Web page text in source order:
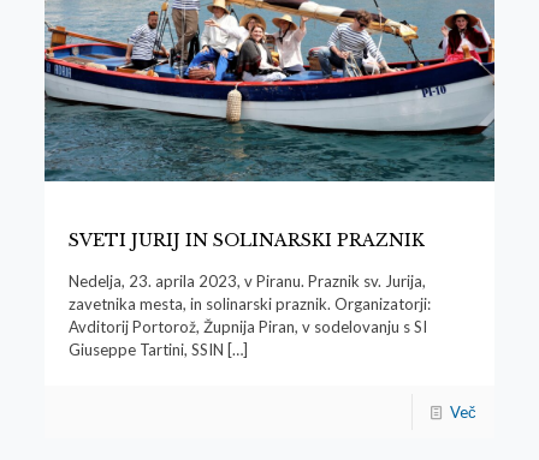
SVETI JURIJ IN SOLINARSKI PRAZNIK
Nedelja, 23. aprila 2023, v Piranu. Praznik sv. Jurija,
zavetnika mesta, in solinarski praznik. Organizatorji:
Avditorij Portorož, Župnija Piran, v sodelovanju s SI
Giuseppe Tartini, SSIN […]
Več